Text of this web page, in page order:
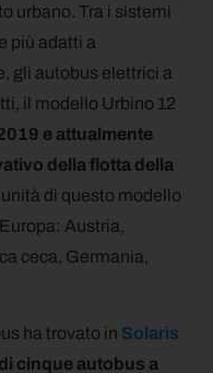
urbano. Tra i sistemi
più adatti a
gli autobus elettrici a
il modello Urbino 12
e attualmente
della flotta della
di questo modello
Austria,
ceca, Germania,
ha trovato in Solaris
cinque autobus a